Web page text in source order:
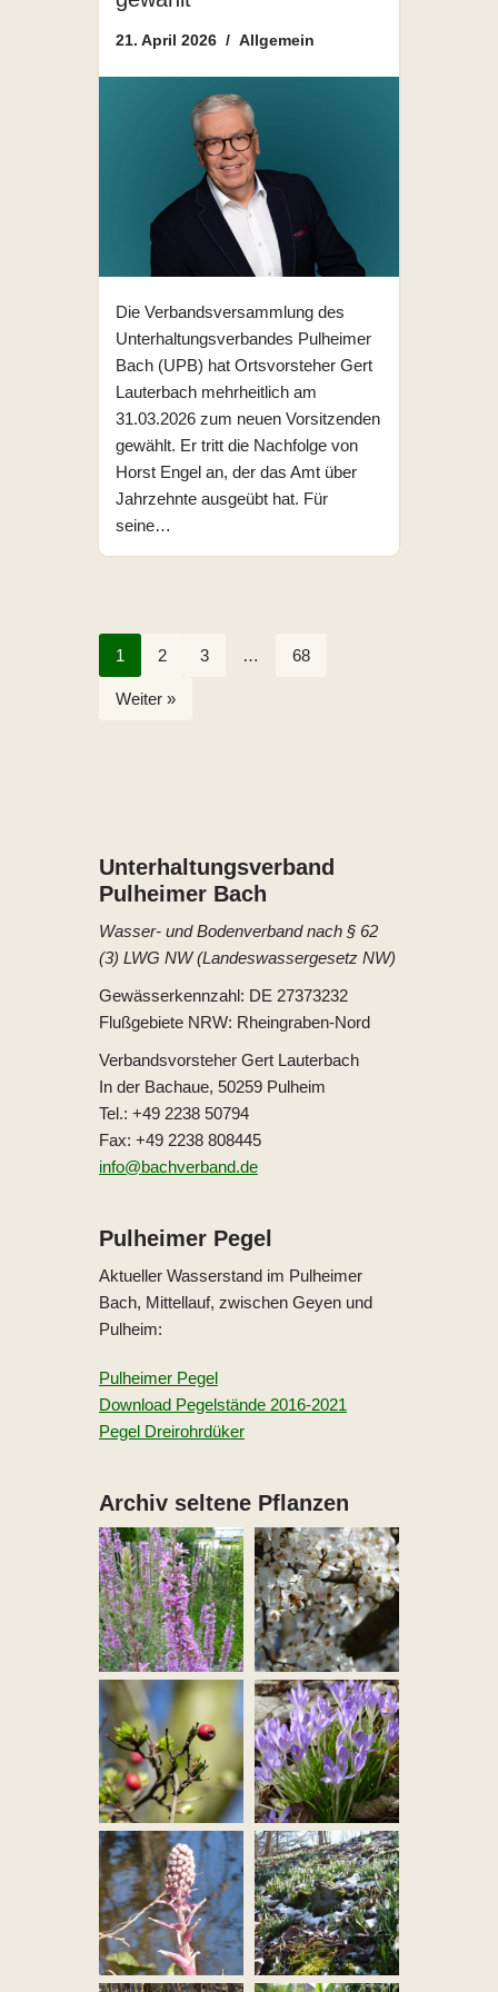
21. April 2026 Allgemein
Die Verbandsversammlung des
Unterhaltungsverbandes Pulheimer
Bach (UPB) hat Ortsvorsteher Gert
Lauterbach mehrheitlich am
31.03.2026 zum neuen Vorsitzenden
gewählt. Er tritt die Nachfolge von
Horst Engel an, der das Amt über
Jahrzehnte ausgeübt hat. Für
seine…
1 2 3 … 68
Weiter »
Unterhaltungs­verband
Pulheimer Bach
Wasser- und Bodenverband nach § 62
(3) LWG NW (Landeswassergesetz NW)
Gewässerkennzahl: DE 27373232
Flußgebiete NRW: Rheingraben-Nord
Verbandsvorsteher Gert Lauterbach
In der Bachaue, 50259 Pulheim
Tel.: +49 2238 50794
Fax: +49 2238 808445
info@bachverband.de
Pulheimer Pegel
Aktueller Wasserstand im Pulheimer
Bach, Mittellauf, zwischen Geyen und
Pulheim:
Pulheimer Pegel
Download Pegelstände 2016-2021
Pegel Dreirohrdüker
Archiv seltene Pflanzen